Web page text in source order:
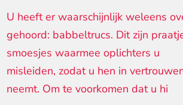
U heeft er waarschijnlijk weleens
gehoord: babbeltrucs. Dit zijn
smoesjes waarmee oplichters u
misleiden, zodat u hen in
neemt. Om te voorkomen dat u hi